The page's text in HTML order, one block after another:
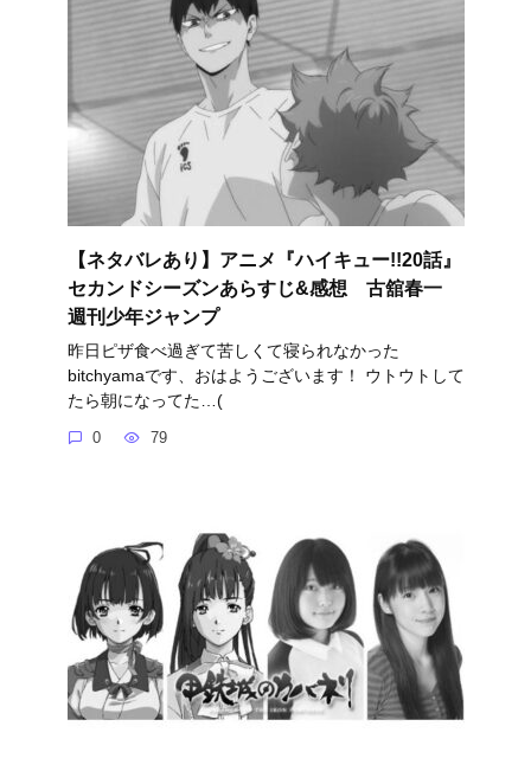
【ネタバレあり】アニメ『ハイキュー!!20話』
セカンドシーズンあらすじ&感想 古舘春一
週刊少年ジャンプ
昨日ピザ食べ過ぎて苦しくて寝られなかった
bitchyamaです、おはようございます！ ウトウトして
たら朝になってた…(
0 79